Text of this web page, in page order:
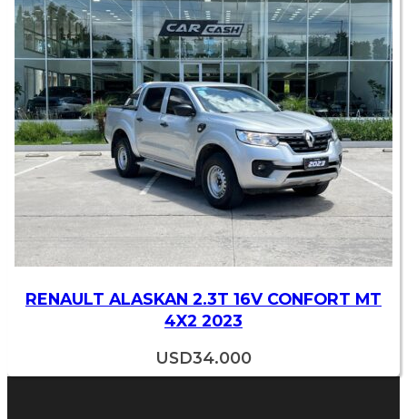
RENAULT ALASKAN 2.3T 16V CONFORT MT
4X2 2023
USD34.000